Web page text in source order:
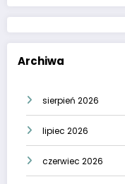
Archiwa
sierpień 2026
lipiec 2026
czerwiec 2026